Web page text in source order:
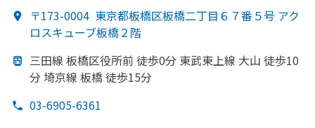
〒173-0004 東京都板橋区板橋二丁目６７番５号 アク
ロスキューブ板橋２階
三田線 板橋区役所前 徒歩0分 東武東上線 大山 徒歩10
分 埼京線 板橋 徒歩15分
03-6905-6361